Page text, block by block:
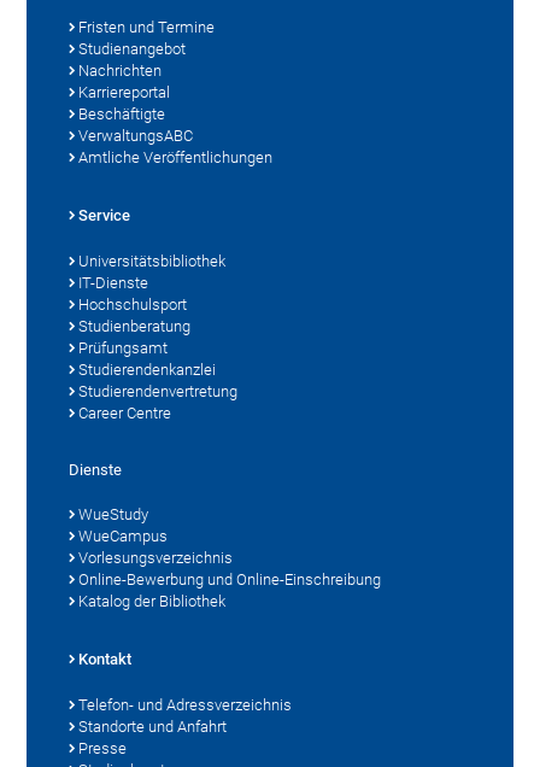
Fristen und Termine
Studienangebot
Nachrichten
Karriereportal
Beschäftigte
VerwaltungsABC
Amtliche Veröffentlichungen
Service
Universitätsbibliothek
IT-Dienste
Hochschulsport
Studienberatung
Prüfungsamt
Studierendenkanzlei
Studierendenvertretung
Career Centre
Dienste
WueStudy
WueCampus
Vorlesungsverzeichnis
Online-Bewerbung und Online-Einschreibung
Katalog der Bibliothek
Kontakt
Telefon- und Adressverzeichnis
Standorte und Anfahrt
Presse